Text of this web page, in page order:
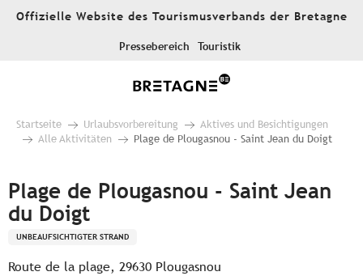
AllerOffizielle Website des Tourismusverbands der Bretagne
Pressebereich Touristik
Startseite Urlaubsvorbereitung
Aktives und Besichtigungen
Alle Aktivitäten
Plage de Plougasnou - Saint Jean du Doigt
Plage de Plougasnou - Saint Jean
du Doigt
UNBEAUFSICHTIGTER STRAND
Route de la plage, 29630 Plougasnou